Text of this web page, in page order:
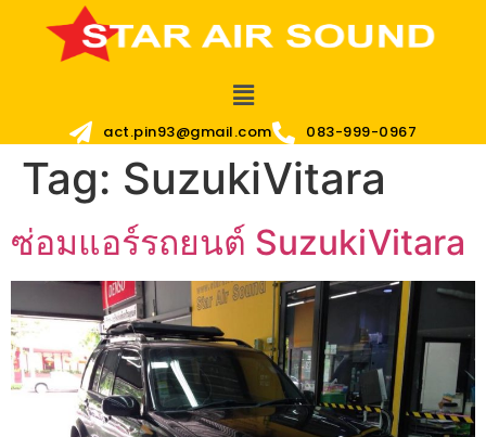
act.pin93@gmail.com 083-999-0967
Tag: SuzukiVitara
ซ่อมแอร์รถยนต์ SuzukiVitara